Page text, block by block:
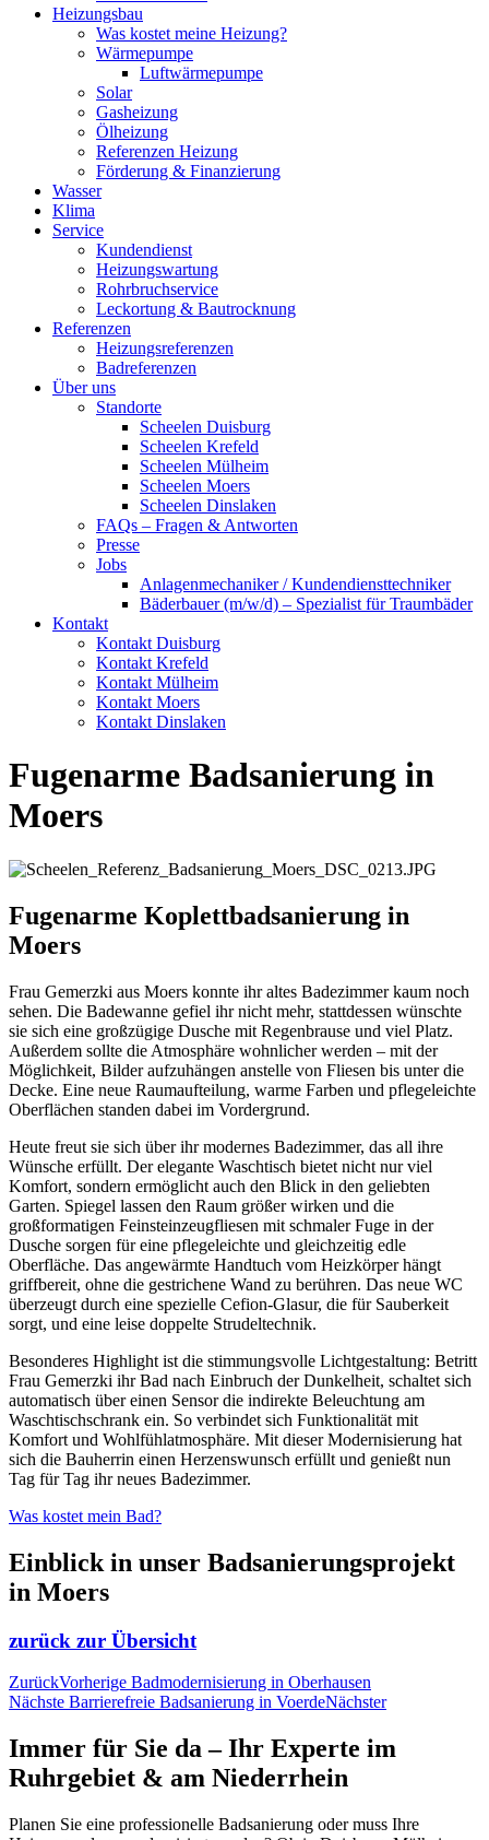
Heizungsbau
Was kostet meine Heizung?
Wärmepumpe
Luftwärmepumpe
Solar
Gasheizung
Ölheizung
Referenzen Heizung
Förderung & Finanzierung
Wasser
Klima
Service
Kundendienst
Heizungswartung
Rohrbruchservice
Leckortung & Bautrocknung
Referenzen
Heizungsreferenzen
Badreferenzen
Über uns
Standorte
Scheelen Duisburg
Scheelen Krefeld
Scheelen Mülheim
Scheelen Moers
Scheelen Dinslaken
FAQs – Fragen & Antworten
Presse
Jobs
Anlagenmechaniker / Kundendiensttechniker
Bäderbauer (m/w/d) – Spezialist für Traumbäder
Kontakt
Kontakt Duisburg
Kontakt Krefeld
Kontakt Mülheim
Kontakt Moers
Kontakt Dinslaken
Fugenarme Badsanierung in
Moers
Fugenarme Koplettbadsanierung in
Moers
Frau Gemerzki aus Moers konnte ihr altes Badezimmer kaum noch
sehen. Die Badewanne gefiel ihr nicht mehr, stattdessen wünschte
sie sich eine großzügige Dusche mit Regenbrause und viel Platz.
Außerdem sollte die Atmosphäre wohnlicher werden – mit der
Möglichkeit, Bilder aufzuhängen anstelle von Fliesen bis unter die
Decke. Eine neue Raumaufteilung, warme Farben und pflegeleichte
Oberflächen standen dabei im Vordergrund.
Heute freut sie sich über ihr modernes Badezimmer, das all ihre
Wünsche erfüllt. Der elegante Waschtisch bietet nicht nur viel
Komfort, sondern ermöglicht auch den Blick in den geliebten
Garten. Spiegel lassen den Raum größer wirken und die
großformatigen Feinsteinzeugfliesen mit schmaler Fuge in der
Dusche sorgen für eine pflegeleichte und gleichzeitig edle
Oberfläche. Das angewärmte Handtuch vom Heizkörper hängt
griffbereit, ohne die gestrichene Wand zu berühren. Das neue WC
überzeugt durch eine spezielle Cefion-Glasur, die für Sauberkeit
sorgt, und eine leise doppelte Strudeltechnik.
Besonderes Highlight ist die stimmungsvolle Lichtgestaltung: Betritt
Frau Gemerzki ihr Bad nach Einbruch der Dunkelheit, schaltet sich
automatisch über einen Sensor die indirekte Beleuchtung am
Waschtischschrank ein. So verbindet sich Funktionalität mit
Komfort und Wohlfühlatmosphäre. Mit dieser Modernisierung hat
sich die Bauherrin einen Herzenswunsch erfüllt und genießt nun
Tag für Tag ihr neues Badezimmer.
Was kostet mein Bad?
Einblick in unser Badsanierungsprojekt
in Moers
zurück zur Übersicht
ZurückVorherige Badmodernisierung in Oberhausen
Nächste Barrierefreie Badsanierung in VoerdeNächster
Immer für Sie da – Ihr Experte im
Ruhrgebiet & am Niederrhein
Planen Sie eine professionelle Badsanierung oder muss Ihre